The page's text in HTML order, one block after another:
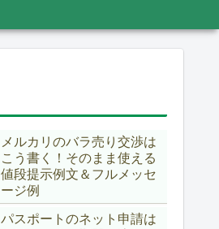
メルカリのバラ売り交渉は
こう書く！そのまま使える
値段提示例文＆フルメッセ
ージ例
パスポートのネット申請は